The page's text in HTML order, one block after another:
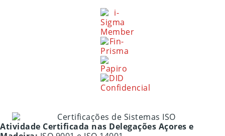
Atividade Certificada nas Delegações Açores e